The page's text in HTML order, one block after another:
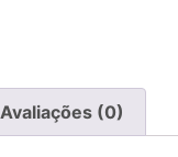
Avaliações (0)